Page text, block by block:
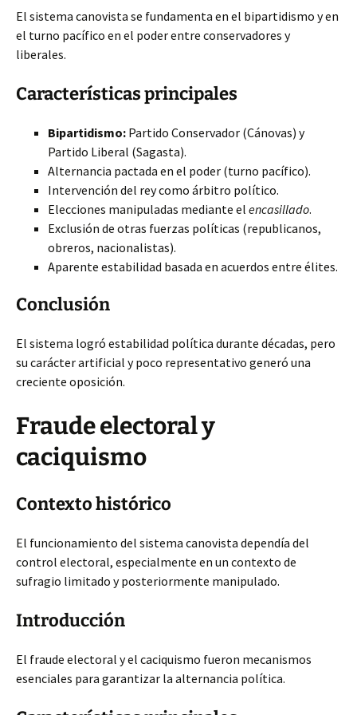
El sistema canovista se fundamenta en el bipartidismo y en
el turno pacífico en el poder entre conservadores y
liberales.
Características principales
Bipartidismo: Partido Conservador (Cánovas) y
Partido Liberal (Sagasta).
Alternancia pactada en el poder (turno pacífico).
Intervención del rey como árbitro político.
Elecciones manipuladas mediante el encasillado.
Exclusión de otras fuerzas políticas (republicanos,
obreros, nacionalistas).
Aparente estabilidad basada en acuerdos entre élites.
Conclusión
El sistema logró estabilidad política durante décadas, pero
su carácter artificial y poco representativo generó una
creciente oposición.
Fraude electoral y
caciquismo
Contexto histórico
El funcionamiento del sistema canovista dependía del
control electoral, especialmente en un contexto de
sufragio limitado y posteriormente manipulado.
Introducción
El fraude electoral y el caciquismo fueron mecanismos
esenciales para garantizar la alternancia política.